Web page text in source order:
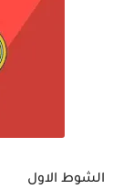
الشوط الاول